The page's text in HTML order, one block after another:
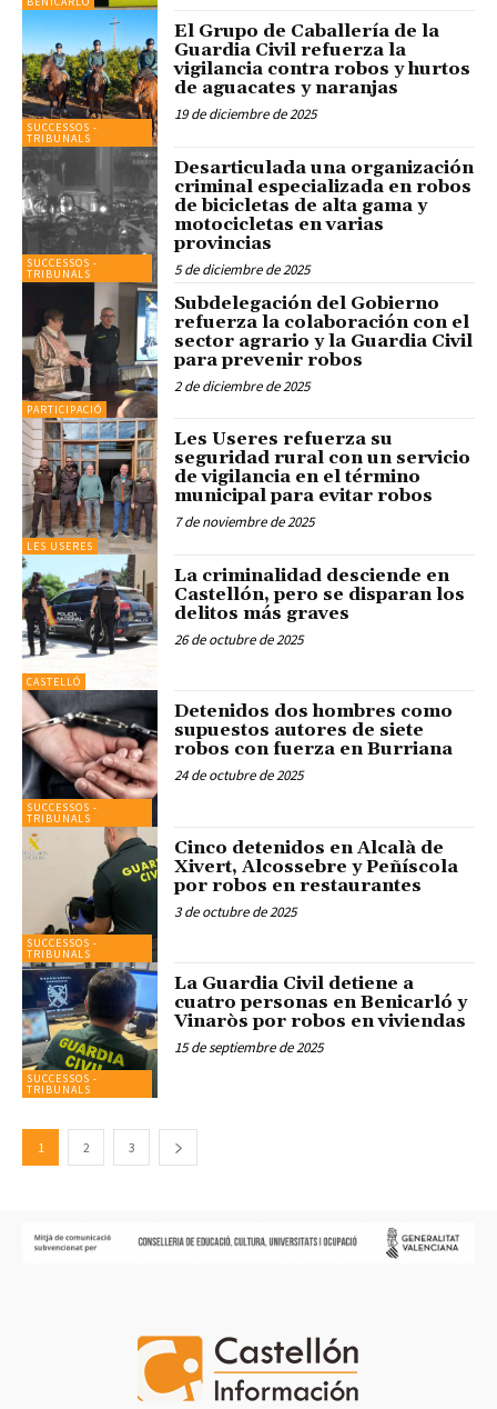
SUCCESSOS -
TRIBUNALS
El Grupo de Caballería de la
Guardia Civil refuerza la
vigilancia contra robos y hurtos
de aguacates y naranjas
19 de diciembre de 2025
SUCCESSOS -
TRIBUNALS
Desarticulada una organización
criminal especializada en robos
de bicicletas de alta gama y
motocicletas en varias
provincias
5 de diciembre de 2025
PARTICIPACIÓ
Subdelegación del Gobierno
refuerza la colaboración con el
sector agrario y la Guardia Civil
para prevenir robos
2 de diciembre de 2025
LES USERES
Les Useres refuerza su
seguridad rural con un servicio
de vigilancia en el término
municipal para evitar robos
7 de noviembre de 2025
CASTELLÓ
La criminalidad desciende en
Castellón, pero se disparan los
delitos más graves
26 de octubre de 2025
SUCCESSOS -
TRIBUNALS
Detenidos dos hombres como
supuestos autores de siete
robos con fuerza en Burriana
24 de octubre de 2025
SUCCESSOS -
TRIBUNALS
Cinco detenidos en Alcalà de
Xivert, Alcossebre y Peñíscola
por robos en restaurantes
3 de octubre de 2025
SUCCESSOS -
TRIBUNALS
La Guardia Civil detiene a
cuatro personas en Benicarló y
Vinaròs por robos en viviendas
15 de septiembre de 2025
1 2 3